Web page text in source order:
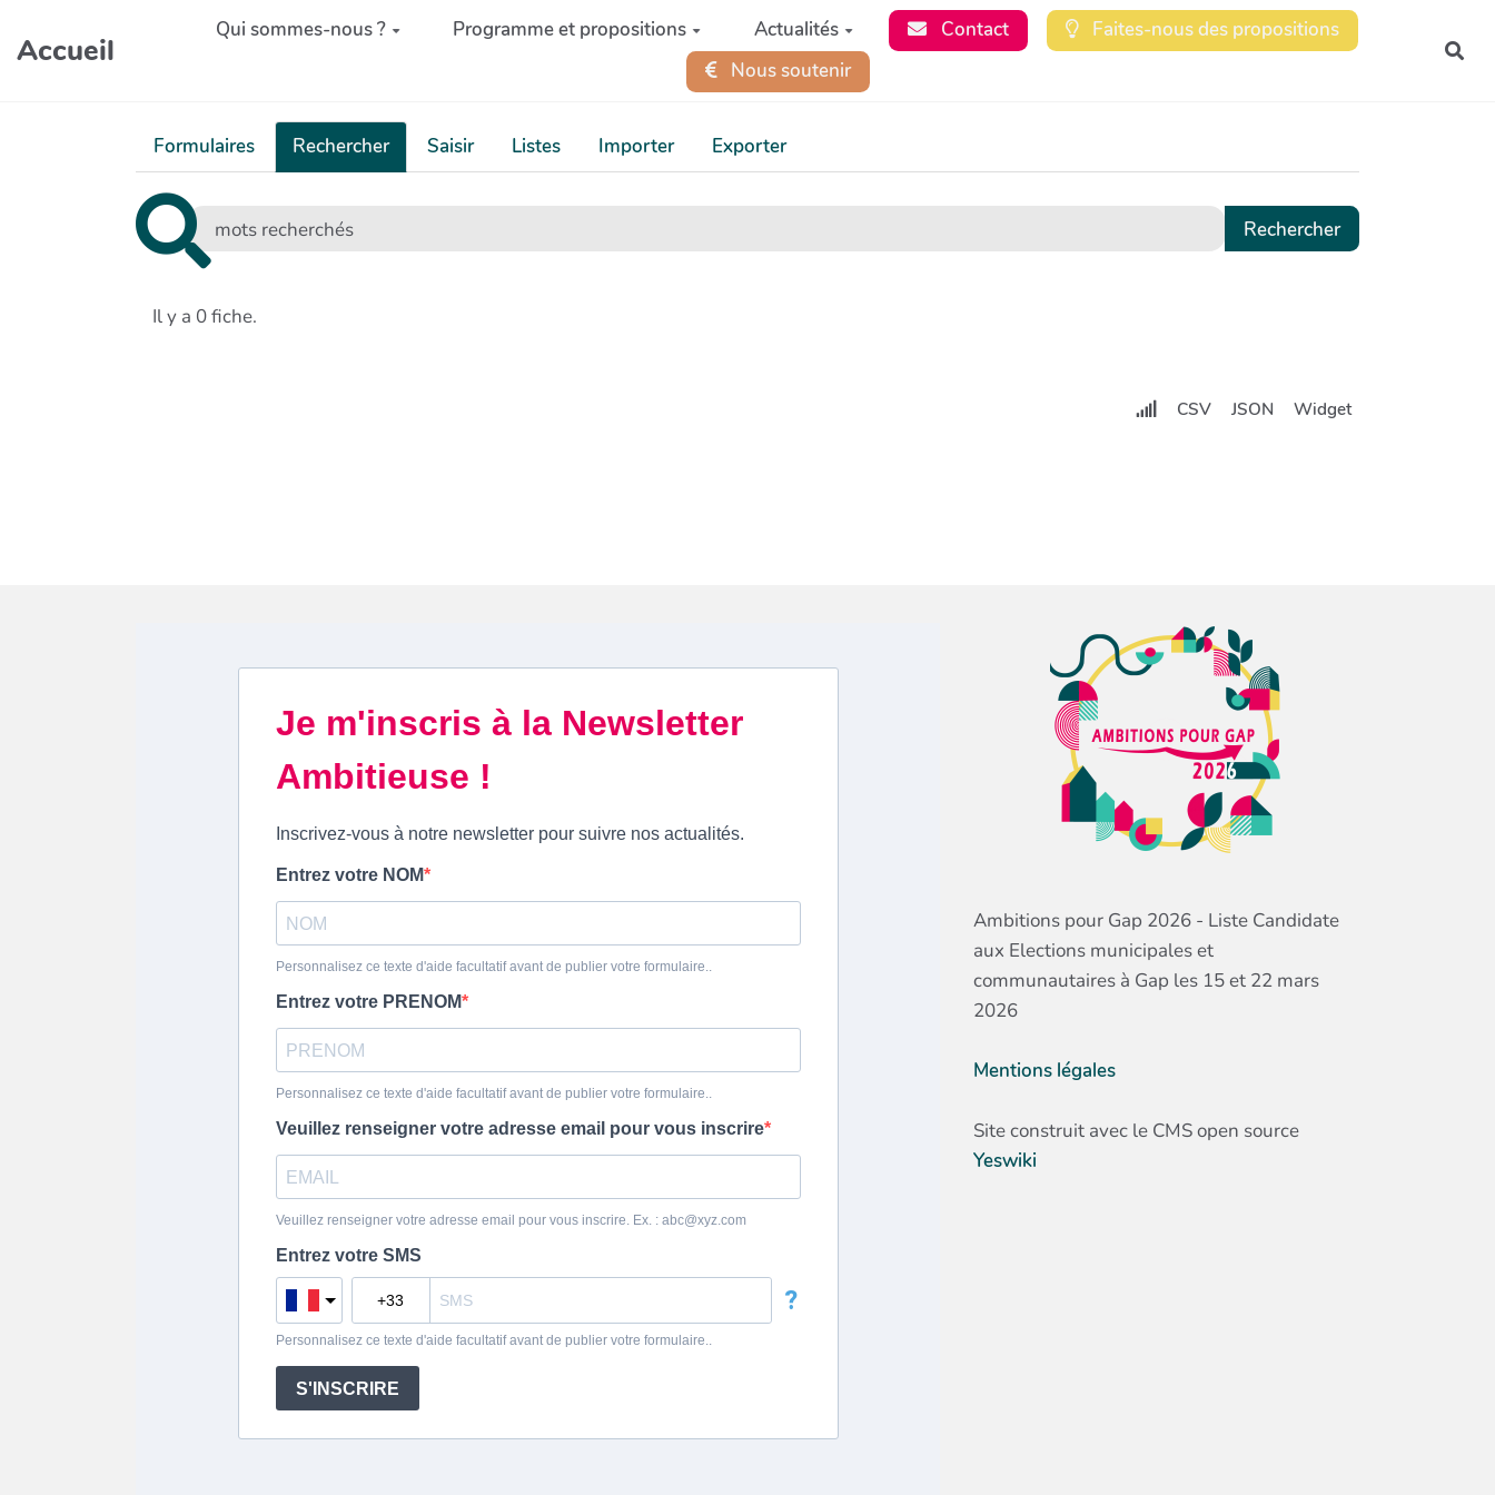
Aller au contenu principal
Accueil
Qui sommes-nous ? Programme et propositions Actualités Contact
Faites-nous des propositions
Nous soutenir
Formulaires Rechercher Saisir Listes Importer Exporter
Il y a 0 fiche.
CSV JSON Widget
Ambitions pour Gap 2026 - Liste Candidate
aux Elections municipales et
communautaires à Gap les 15 et 22 mars
2026
Mentions légales
Site construit avec le CMS open source
Yeswiki